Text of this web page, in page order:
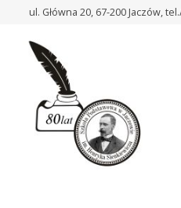
Dzień
Niepełnosprawnościami
ul. Główna 20, 67-200 Jaczów,